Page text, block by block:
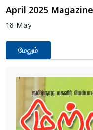
April 2025 Magazine
16 May
மேலும்